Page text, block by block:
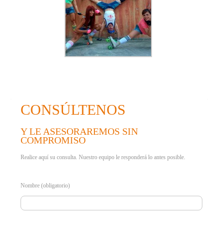
CONSÚLTENOS
Y LE ASESORAREMOS SIN
COMPROMISO
Realice aquí su consulta. Nuestro equipo le responderá lo antes posible.
Nombre (obligatorio)